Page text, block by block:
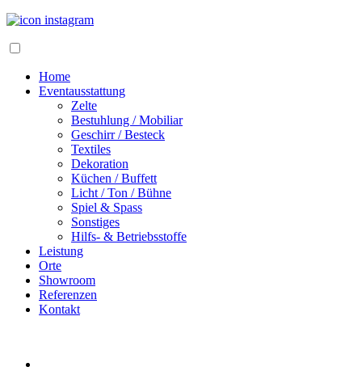
Home
Eventausstattung
Zelte
Bestuhlung / Mobiliar
Geschirr / Besteck
Textiles
Dekoration
Küchen / Buffett
Licht / Ton / Bühne
Spiel & Spass
Sonstiges
Hilfs- & Betriebsstoffe
Leistung
Orte
Showroom
Referenzen
Kontakt